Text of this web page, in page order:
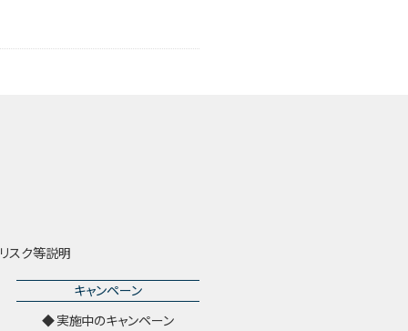
スク等説明
キャンペーン
実施中のキャンペーン